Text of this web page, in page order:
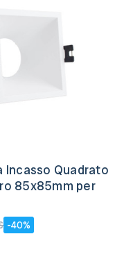
Incasso Quadrato
85x85mm per
-40%